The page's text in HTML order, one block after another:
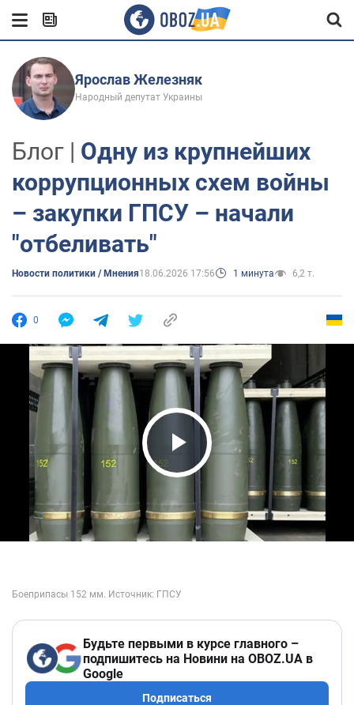
Ярослав Железняк
Народный депутат Украины
Блог | Одну из крупнейших
коррупционных схем войны
– закупки ГПСУ – начали
"отбеливать"
Новости политики / Мнения18.06.2026 17:56 1 минута 6,2 т.
0
Play Video
Будьте первыми в курсе главного –
подпишитесь на Новини на OBOZ.UA в
Google
Подписаться